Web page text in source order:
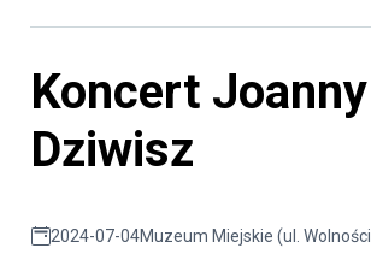
Koncert Joanny
Dziwisz
2024-07-04Muzeum Miejskie (ul.